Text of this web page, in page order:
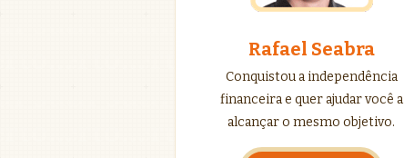
Rafael Seabra
Conquistou a independência
financeira e quer ajudar você a
alcançar o mesmo objetivo.